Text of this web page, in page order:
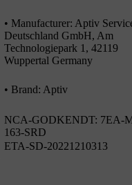
• Manufacturer: Aptiv
Deutschland GmbH, Am
Technologiepark 1, 42119
Wuppertal Germany
• Brand: Aptiv
NCA-GODKENDT: 7EA-
163-SRD
ETA-SD-20221210313